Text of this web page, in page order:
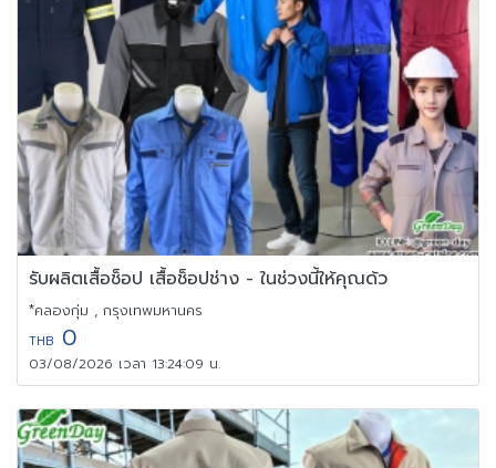
รับผลิตเสื้อช็อป เสื้อช็อปช่าง - ในช่วงนี้ให้คุณด้ว
*คลองกุ่ม , กรุงเทพมหานคร
THB 0
03/08/2026 เวลา 13:24:09 น.